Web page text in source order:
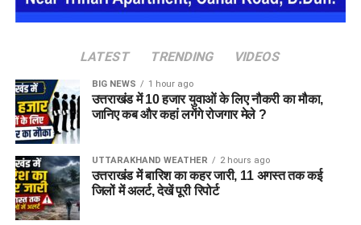
का अनुभव हो सके। प्रस्तावित परिसर में कुल 16 घर विकसित किए
जाएंगे, जिनमें करीब 88 लोगों के रहने की व्यवस्था होगी।
LATEST TRENDING VIDEOS
BIG NEWS 1 hour ago
उत्तराखंड में 10 हजार युवाओं के लिए नौकरी का मौका,
जानिए कब और कहां लगेंगे रोजगार मेले ?
UTTARAKHAND WEATHER 2 hours ago
उत्तराखंड में बारिश का कहर जारी, 11 अगस्त तक कई
जिलों में अलर्ट, देखें पूरी रिपोर्ट